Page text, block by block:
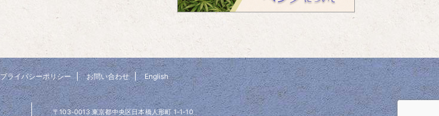
プライバシーポリシー お問い合わせ English
〒103-0013 東京都中央区日本橋人形町 1-1-10